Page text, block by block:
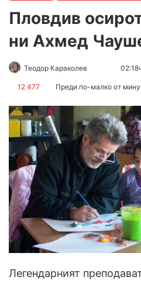
Пловдив
ни Ахмед
Теодор Караколев
Send
12 477 Преди по-малко от
Легендарният